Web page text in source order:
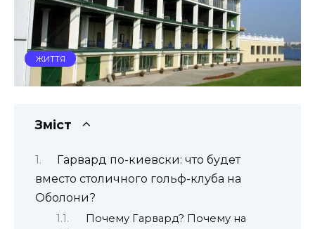
ЖИТТЯ
Зміст
Гарвард по-киевски: что будет
вместо столичного гольф-клуба на
Оболони?
Почему Гарвард? Почему на